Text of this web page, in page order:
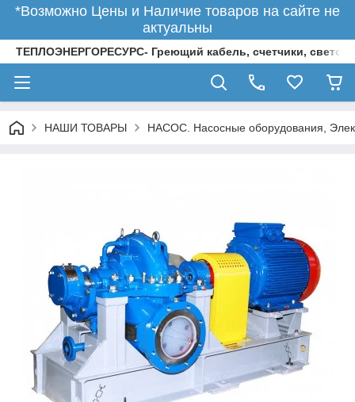
*Возможно Цены и Наличие товаров на сайте не
актуальны
ТЕПЛОЭНЕРГОРЕСУРС- Греющий кабель, счетчики,
НАШИ ТОВАРЫ НАСОС. Насосные оборудования,